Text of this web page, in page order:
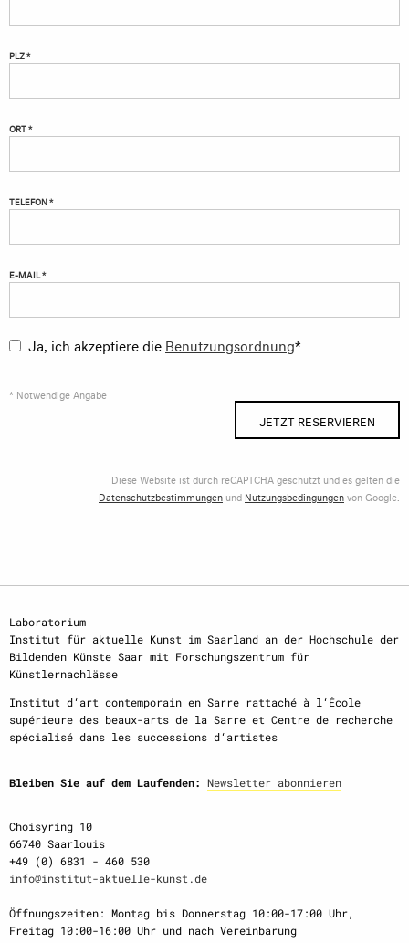
PLZ *
ORT *
TELEFON *
E-MAIL *
Ja, ich akzeptiere die Benutzungsordnung*
* Notwendige Angabe
JETZT RESERVIEREN
Diese Website ist durch reCAPTCHA geschützt und es gelten die
Datenschutzbestimmungen und Nutzungsbedingungenvon Google.
Laboratorium
Institut für aktuelle Kunst im Saarland an der Hochschule der
Bildenden Künste Saar mit Forschungszentrum für
Künstlernachlässe
Institut d‘art contemporain en Sarre rattaché à l‘École
supérieure des beaux-arts de la Sarre et Centre de recherche
spécialisé dans les successions d‘artistes
Bleiben Sie auf dem Laufenden: Newsletter abonnieren
Choisyring 10
66740 Saarlouis
+49 (0) 6831 - 460 530
info@institut-aktuelle-kunst.de
Öffnungszeiten: Montag bis Donnerstag 10:00-17:00 Uhr,
Freitag 10:00-16:00 Uhr und nach Vereinbarung